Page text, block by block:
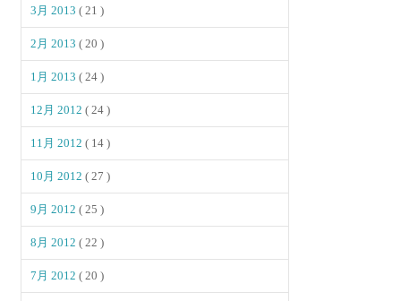
3月 2013( 21 )
2月 2013( 20 )
1月 2013( 24 )
12月 2012( 24 )
11月 2012( 14 )
10月 2012( 27 )
9月 2012( 25 )
8月 2012( 22 )
7月 2012( 20 )